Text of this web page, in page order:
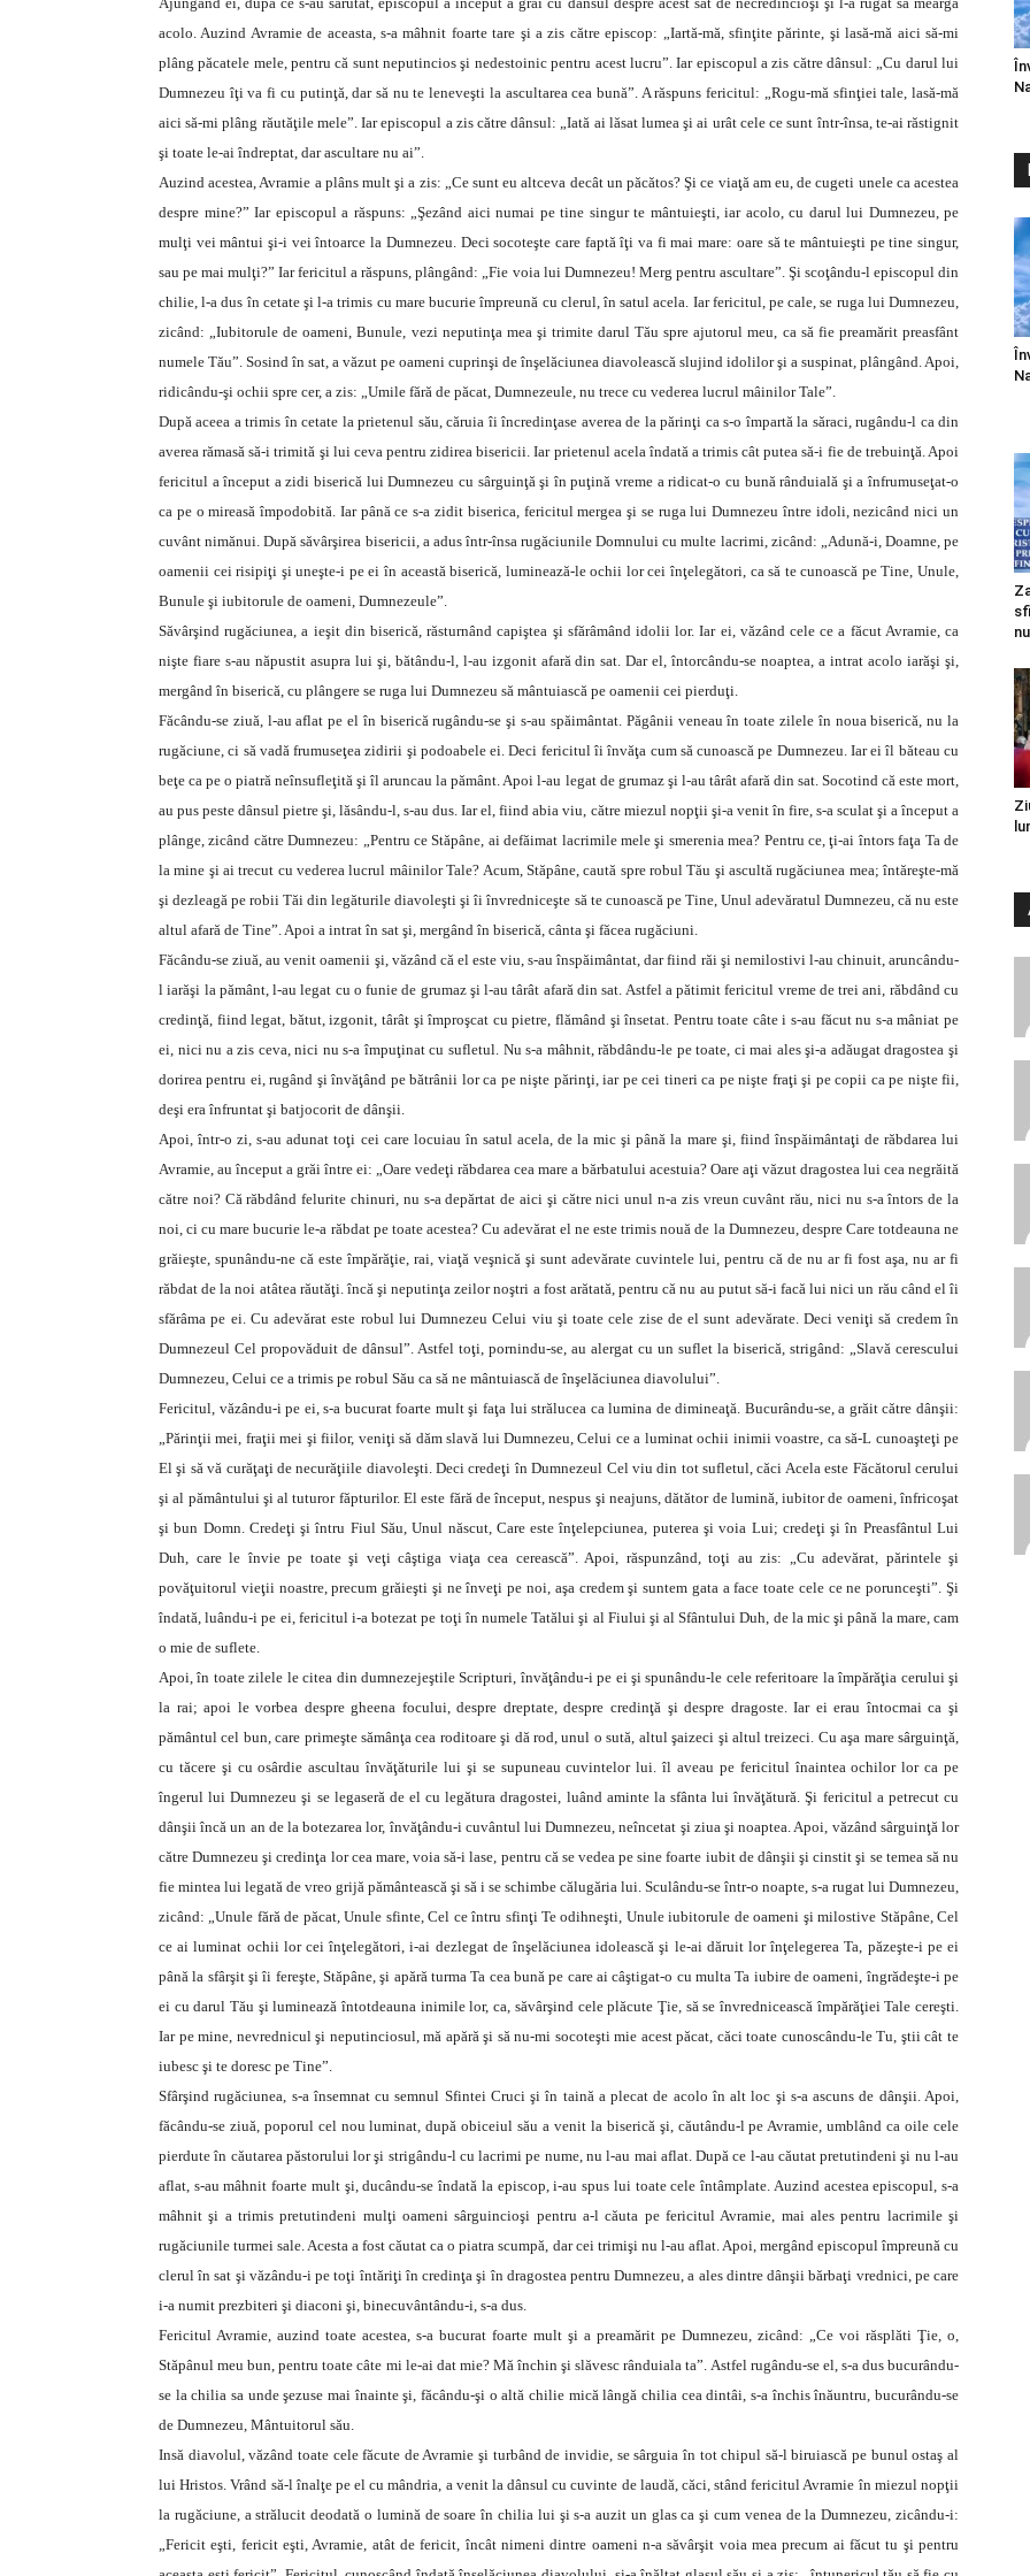
acolo. Auzind Avramie de aceasta, s-a mâhnit foarte tare şi a zis către episcop: „Iartă-mă, sfinţite părinte, şi lasă-mă aici să-mi
plâng păcatele mele, pentru că sunt neputincios şi nedestoinic pentru acest lucru”. Iar episcopul a zis către dânsul: „Cu darul lui
Dumnezeu îţi va fi cu putinţă, dar să nu te leneveşti la ascultarea cea bună”. A răspuns fericitul: „Rogu-mă sfinţiei tale, lasă-mă
aici să-mi plâng răutăţile mele”. Iar episcopul a zis către dânsul: „Iată ai lăsat lumea şi ai urât cele ce sunt într-însa, te-ai răstignit
şi toate le-ai îndreptat, dar ascultare nu ai”.
Auzind acestea, Avramie a plâns mult şi a zis: „Ce sunt eu altceva decât un păcătos? Şi ce viaţă am eu, de cugeti unele ca acestea
despre mine?” Iar episcopul a răspuns: „Şezând aici numai pe tine singur te mântuieşti, iar acolo, cu darul lui Dumnezeu, pe
mulţi vei mântui şi-i vei întoarce la Dumnezeu. Deci socoteşte care faptă îţi va fi mai mare: oare să te mântuieşti pe tine singur,
sau pe mai mulţi?” Iar fericitul a răspuns, plângând: „Fie voia lui Dumnezeu! Merg pentru ascultare”. Şi scoţându-l episcopul din
chilie, l-a dus în cetate şi l-a trimis cu mare bucurie împreună cu clerul, în satul acela. Iar fericitul, pe cale, se ruga lui Dumnezeu,
zicând: „Iubitorule de oameni, Bunule, vezi neputinţa mea şi trimite darul Tău spre ajutorul meu, ca să fie preamărit preasfânt
numele Tău”. Sosind în sat, a văzut pe oameni cuprinşi de înşelăciunea diavolească slujind idolilor şi a suspinat, plângând. Apoi,
ridicându-şi ochii spre cer, a zis: „Umile fără de păcat, Dumnezeule, nu trece cu vederea lucrul mâinilor Tale”.
După aceea a trimis în cetate la prietenul său, căruia îi încredinţase averea de la părinţi ca s-o împartă la săraci, rugându-l ca din
averea rămasă să-i trimită şi lui ceva pentru zidirea bisericii. Iar prietenul acela îndată a trimis cât putea să-i fie de trebuinţă. Apoi
fericitul a început a zidi biserică lui Dumnezeu cu sârguinţă şi în puţină vreme a ridicat-o cu bună rânduială şi a înfrumuseţat-o
ca pe o mireasă împodobită. Iar până ce s-a zidit biserica, fericitul mergea şi se ruga lui Dumnezeu între idoli, nezicând nici un
cuvânt nimănui. După săvârşirea bisericii, a adus într-însa rugăciunile Domnului cu multe lacrimi, zicând: „Adună-i, Doamne, pe
oamenii cei risipiţi şi uneşte-i pe ei în această biserică, luminează-le ochii lor cei înţelegători, ca să te cunoască pe Tine, Unule,
Bunule şi iubitorule de oameni, Dumnezeule”.
Săvârşind rugăciunea, a ieşit din biserică, răsturnând capiştea şi sfărâmând idolii lor. Iar ei, văzând cele ce a făcut Avramie, ca
nişte fiare s-au năpustit asupra lui şi, bătându-l, l-au izgonit afară din sat. Dar el, întorcându-se noaptea, a intrat acolo iarăşi şi,
mergând în biserică, cu plângere se ruga lui Dumnezeu să mântuiască pe oamenii cei pierduţi.
Făcându-se ziuă, l-au aflat pe el în biserică rugându-se şi s-au spăimântat. Păgânii veneau în toate zilele în noua biserică, nu la
rugăciune, ci să vadă frumuseţea zidirii şi podoabele ei. Deci fericitul îi învăţa cum să cunoască pe Dumnezeu. Iar ei îl băteau cu
beţe ca pe o piatră neînsufleţită şi îl aruncau la pământ. Apoi l-au legat de grumaz şi l-au târât afară din sat. Socotind că este mort,
au pus peste dânsul pietre şi, lăsându-l, s-au dus. Iar el, fiind abia viu, către miezul nopţii şi-a venit în fire, s-a sculat şi a început a
plânge, zicând către Dumnezeu: „Pentru ce Stăpâne, ai defăimat lacrimile mele şi smerenia mea? Pentru ce, ţi-ai întors faţa Ta de
la mine şi ai trecut cu vederea lucrul mâinilor Tale? Acum, Stăpâne, caută spre robul Tău şi ascultă rugăciunea mea; întăreşte-mă
şi dezleagă pe robii Tăi din legăturile diavoleşti şi îi învredniceşte să te cunoască pe Tine, Unul adevăratul Dumnezeu, că nu este
altul afară de Tine”. Apoi a intrat în sat şi, mergând în biserică, cânta şi făcea rugăciuni.
Făcându-se ziuă, au venit oamenii şi, văzând că el este viu, s-au înspăimântat, dar fiind răi şi nemilostivi l-au chinuit, aruncându-
l iarăşi la pământ, l-au legat cu o funie de grumaz şi l-au târât afară din sat. Astfel a pătimit fericitul vreme de trei ani, răbdând cu
credinţă, fiind legat, bătut, izgonit, târât şi împroşcat cu pietre, flămând şi însetat. Pentru toate câte i s-au făcut nu s-a mâniat pe
ei, nici nu a zis ceva, nici nu s-a împuţinat cu sufletul. Nu s-a mâhnit, răbdându-le pe toate, ci mai ales şi-a adăugat dragostea şi
dorirea pentru ei, rugând şi învăţând pe bătrânii lor ca pe nişte părinţi, iar pe cei tineri ca pe nişte fraţi şi pe copii ca pe nişte fii,
deşi era înfruntat şi batjocorit de dânşii.
Apoi, într-o zi, s-au adunat toţi cei care locuiau în satul acela, de la mic şi până la mare şi, fiind înspăimântaţi de răbdarea lui
Avramie, au început a grăi între ei: „Oare vedeţi răbdarea cea mare a bărbatului acestuia? Oare aţi văzut dragostea lui cea negrăită
către noi? Că răbdând felurite chinuri, nu s-a depărtat de aici şi către nici unul n-a zis vreun cuvânt rău, nici nu s-a întors de la
noi, ci cu mare bucurie le-a răbdat pe toate acestea? Cu adevărat el ne este trimis nouă de la Dumnezeu, despre Care totdeauna ne
grăieşte, spunându-ne că este împărăţie, rai, viaţă veşnică şi sunt adevărate cuvintele lui, pentru că de nu ar fi fost aşa, nu ar fi
răbdat de la noi atâtea răutăţi. încă şi neputinţa zeilor noştri a fost arătată, pentru că nu au putut să-i facă lui nici un rău când el îi
sfărâma pe ei. Cu adevărat este robul lui Dumnezeu Celui viu şi toate cele zise de el sunt adevărate. Deci veniţi să credem în
Dumnezeul Cel propovăduit de dânsul”. Astfel toţi, pornindu-se, au alergat cu un suflet la biserică, strigând: „Slavă cerescului
Dumnezeu, Celui ce a trimis pe robul Său ca să ne mântuiască de înşelăciunea diavolului”.
Fericitul, văzându-i pe ei, s-a bucurat foarte mult şi faţa lui strălucea ca lumina de dimineaţă. Bucurându-se, a grăit către dânşii:
„Părinţii mei, fraţii mei şi fiilor, veniţi să dăm slavă lui Dumnezeu, Celui ce a luminat ochii inimii voastre, ca să-L cunoaşteţi pe
El şi să vă curăţaţi de necurăţiile diavoleşti. Deci credeţi în Dumnezeul Cel viu din tot sufletul, căci Acela este Făcătorul cerului
şi al pământului şi al tuturor făpturilor. El este fără de început, nespus şi neajuns, dătător de lumină, iubitor de oameni, înfricoşat
şi bun Domn. Credeţi şi întru Fiul Său, Unul născut, Care este înţelepciunea, puterea şi voia Lui; credeţi şi în Preasfântul Lui
Duh, care le învie pe toate şi veţi câştiga viaţa cea cerească”. Apoi, răspunzând, toţi au zis: „Cu adevărat, părintele şi
povăţuitorul vieţii noastre, precum grăieşti şi ne înveţi pe noi, aşa credem şi suntem gata a face toate cele ce ne porunceşti”. Şi
îndată, luându-i pe ei, fericitul i-a botezat pe toţi în numele Tatălui şi al Fiului şi al Sfântului Duh, de la mic şi până la mare, cam
o mie de suflete.
Apoi, în toate zilele le citea din dumnezejeştile Scripturi, învăţându-i pe ei şi spunându-le cele referitoare la împărăţia cerului şi
la rai; apoi le vorbea despre gheena focului, despre dreptate, despre credinţă şi despre dragoste. Iar ei erau întocmai ca şi
pământul cel bun, care primeşte sămânţa cea roditoare şi dă rod, unul o sută, altul şaizeci şi altul treizeci. Cu aşa mare sârguinţă,
cu tăcere şi cu osârdie ascultau învăţăturile lui şi se supuneau cuvintelor lui. îl aveau pe fericitul înaintea ochilor lor ca pe
îngerul lui Dumnezeu şi se legaseră de el cu legătura dragostei, luând aminte la sfânta lui învăţătură. Şi fericitul a petrecut cu
dânşii încă un an de la botezarea lor, învăţându-i cuvântul lui Dumnezeu, neîncetat şi ziua şi noaptea. Apoi, văzând sârguinţă lor
către Dumnezeu şi credinţa lor cea mare, voia să-i lase, pentru că se vedea pe sine foarte iubit de dânşii şi cinstit şi se temea să nu
fie mintea lui legată de vreo grijă pământească şi să i se schimbe călugăria lui. Sculându-se într-o noapte, s-a rugat lui Dumnezeu,
zicând: „Unule fără de păcat, Unule sfinte, Cel ce întru sfinţi Te odihneşti, Unule iubitorule de oameni şi milostive Stăpâne, Cel
ce ai luminat ochii lor cei înţelegători, i-ai dezlegat de înşelăciunea idolească şi le-ai dăruit lor înţelegerea Ta, păzeşte-i pe ei
până la sfârşit şi îi fereşte, Stăpâne, şi apără turma Ta cea bună pe care ai câştigat-o cu multa Ta iubire de oameni, îngrădeşte-i pe
ei cu darul Tău şi luminează întotdeauna inimile lor, ca, săvârşind cele plăcute Ţie, să se învrednicească împărăţiei Tale cereşti.
Iar pe mine, nevrednicul şi neputinciosul, mă apără şi să nu-mi socoteşti mie acest păcat, căci toate cunoscându-le Tu, ştii cât te
iubesc şi te doresc pe Tine”.
Sfârşind rugăciunea, s-a însemnat cu semnul Sfintei Cruci şi în taină a plecat de acolo în alt loc şi s-a ascuns de dânşii. Apoi,
făcându-se ziuă, poporul cel nou luminat, după obiceiul său a venit la biserică şi, căutându-l pe Avramie, umblând ca oile cele
pierdute în căutarea păstorului lor şi strigându-l cu lacrimi pe nume, nu l-au mai aflat. După ce l-au căutat pretutindeni şi nu l-au
aflat, s-au mâhnit foarte mult şi, ducându-se îndată la episcop, i-au spus lui toate cele întâmplate. Auzind acestea episcopul, s-a
mâhnit şi a trimis pretutindeni mulţi oameni sârguincioşi pentru a-l căuta pe fericitul Avramie, mai ales pentru lacrimile şi
rugăciunile turmei sale. Acesta a fost căutat ca o piatra scumpă, dar cei trimişi nu l-au aflat. Apoi, mergând episcopul împreună cu
clerul în sat şi văzându-i pe toţi întăriţi în credinţa şi în dragostea pentru Dumnezeu, a ales dintre dânşii bărbaţi vrednici, pe care
i-a numit prezbiteri şi diaconi şi, binecuvântându-i, s-a dus.
Fericitul Avramie, auzind toate acestea, s-a bucurat foarte mult şi a preamărit pe Dumnezeu, zicând: „Ce voi răsplăti Ţie, o,
Stăpânul meu bun, pentru toate câte mi le-ai dat mie? Mă închin şi slăvesc rânduiala ta”. Astfel rugându-se el, s-a dus bucurându-
se la chilia sa unde şezuse mai înainte şi, făcându-şi o altă chilie mică lângă chilia cea dintâi, s-a închis înăuntru, bucurându-se
de Dumnezeu, Mântuitorul său.
Insă diavolul, văzând toate cele făcute de Avramie şi turbând de invidie, se sârguia în tot chipul să-l biruiască pe bunul ostaş al
lui Hristos. Vrând să-l înalţe pe el cu mândria, a venit la dânsul cu cuvinte de laudă, căci, stând fericitul Avramie în miezul nopţii
la rugăciune, a strălucit deodată o lumină de soare în chilia lui şi s-a auzit un glas ca şi cum venea de la Dumnezeu, zicându-i:
„Fericit eşti, fericit eşti, Avramie, atât de fericit, încât nimeni dintre oameni n-a săvârşit voia mea precum ai făcut tu şi pentru